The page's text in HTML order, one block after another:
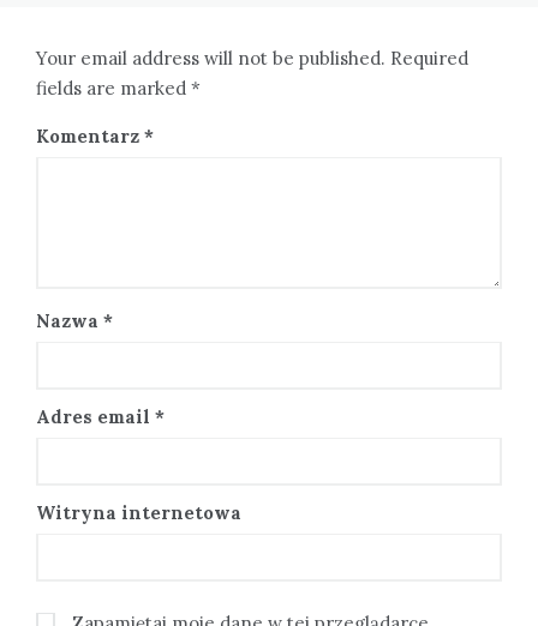
Your email address will not be published. Required
fields are marked *
Komentarz *
Nazwa *
Adres email *
Witryna internetowa